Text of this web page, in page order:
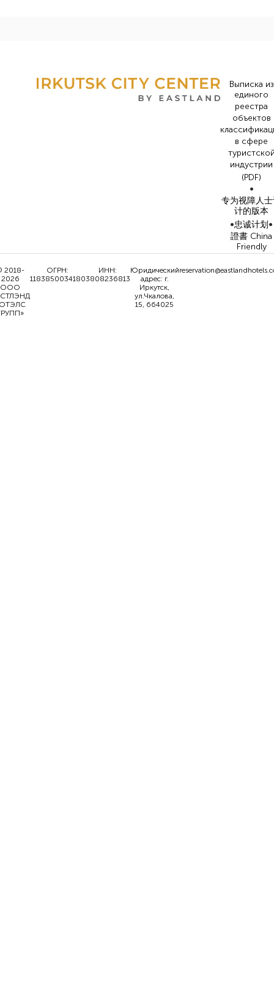
Выписка из
единого
реестра
объектов
в сфере
индустрии
(PDF)
•
专为视障人
计的版本
•忠诚计划•
證書 China
Friendly
2018-
2026
ООО
ОГРН:
1183850034180
ИНН:
3808236813
Юридический
адрес: г.
Иркутск,
ул.Чкалова,
15, 664025